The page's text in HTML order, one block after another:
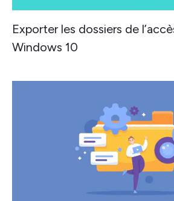
Exporter les dossiers de
Windows 10